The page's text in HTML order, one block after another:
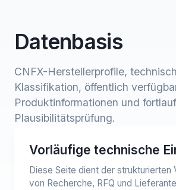
Datenbasis
CNFX-Herstellerprofile,
Klassifikation, öffentlich
Produktinformationen und
Plausibilitätsprüfung.
Vorläufige technische
Diese Seite dient der strukturierten
von Recherche, RFQ und